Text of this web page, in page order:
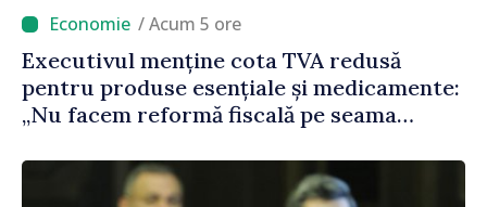
/ Acum 5 ore
Executivul menține cota TVA redusă
pentru produse esențiale și medicamente:
„Nu facem reformă fiscală pe seama